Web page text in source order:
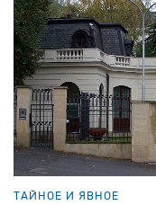
ТАЙНОЕ И ЯВНОЕ